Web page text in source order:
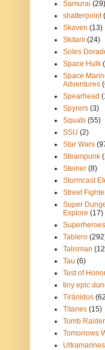
Samurai (29)
shatterpoint
Skaven (13)
Skitarii (24)
Soles
Space Hulk
Space
Adventures
Spearhead
Spyrers (3)
Squats (55)
SSU (2)
Star Wars
Steampunk
Steiner (8)
Stormcast
Street
Super
Explore (17)
Superheroes
Tablero
Talisman
Tau (6)
Test of
tiny epic
Tiránidos
Titanes (15)
Tomb Raider
Tomorrows
Ultramarines